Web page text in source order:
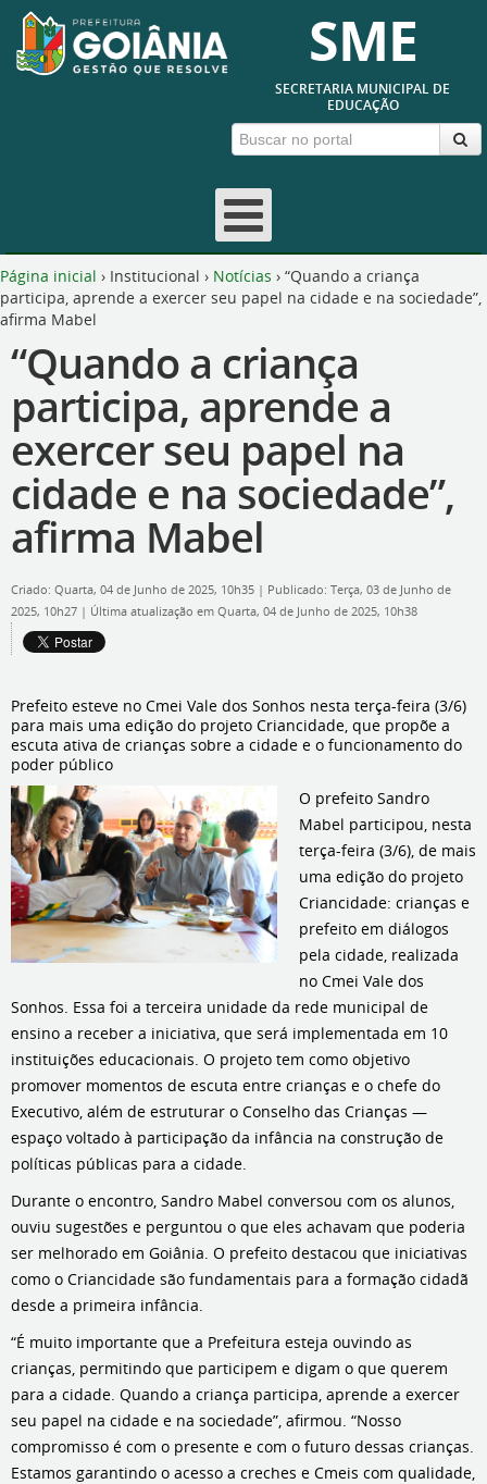
SME
SECRETARIA MUNICIPAL DE
EDUCAÇÃO
Página inicial › Institucional › Notícias › “Quando a criança
participa, aprende a exercer seu papel na cidade e na sociedade”,
afirma Mabel
“Quando a criança
participa, aprende a
exercer seu papel na
cidade e na sociedade”,
afirma Mabel
Criado: Quarta, 04 de Junho de 2025, 10h35 | Publicado: Terça, 03 de Junho de
2025, 10h27 | Última atualização em Quarta, 04 de Junho de 2025, 10h38
Prefeito esteve no Cmei Vale dos Sonhos nesta terça-feira (3/6)
para mais uma edição do projeto Criancidade, que propõe a
escuta ativa de crianças sobre a cidade e o funcionamento do
poder público
O prefeito Sandro
Mabel participou, nesta
terça-feira (3/6), de mais
uma edição do projeto
Criancidade: crianças e
prefeito em diálogos
pela cidade, realizada
no Cmei Vale dos
Sonhos. Essa foi a terceira unidade da rede municipal de
ensino a receber a iniciativa, que será implementada em 10
instituições educacionais. O projeto tem como objetivo
promover momentos de escuta entre crianças e o chefe do
Executivo, além de estruturar o Conselho das Crianças —
espaço voltado à participação da infância na construção de
políticas públicas para a cidade.
Durante o encontro, Sandro Mabel conversou com os alunos,
ouviu sugestões e perguntou o que eles achavam que poderia
ser melhorado em Goiânia. O prefeito destacou que iniciativas
como o Criancidade são fundamentais para a formação cidadã
desde a primeira infância.
“É muito importante que a Prefeitura esteja ouvindo as
crianças, permitindo que participem e digam o que querem
para a cidade. Quando a criança participa, aprende a exercer
seu papel na cidade e na sociedade”, afirmou. “Nosso
compromisso é com o presente e com o futuro dessas crianças.
Estamos garantindo o acesso a creches e Cmeis com qualidade,